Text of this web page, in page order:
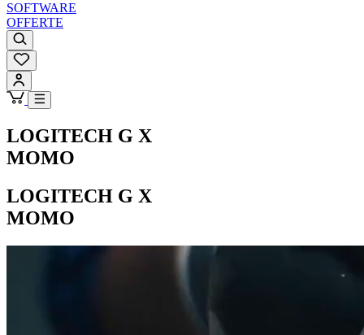
SOFTWARE
OFFERTE
LOGITECH G X
MOMO
LOGITECH G X
MOMO